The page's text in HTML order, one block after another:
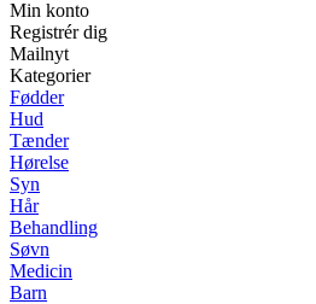
Min konto
Registrér dig
Mailnyt
Kategorier
Fødder
Hud
Tænder
Hørelse
Syn
Hår
Behandling
Søvn
Medicin
Barn